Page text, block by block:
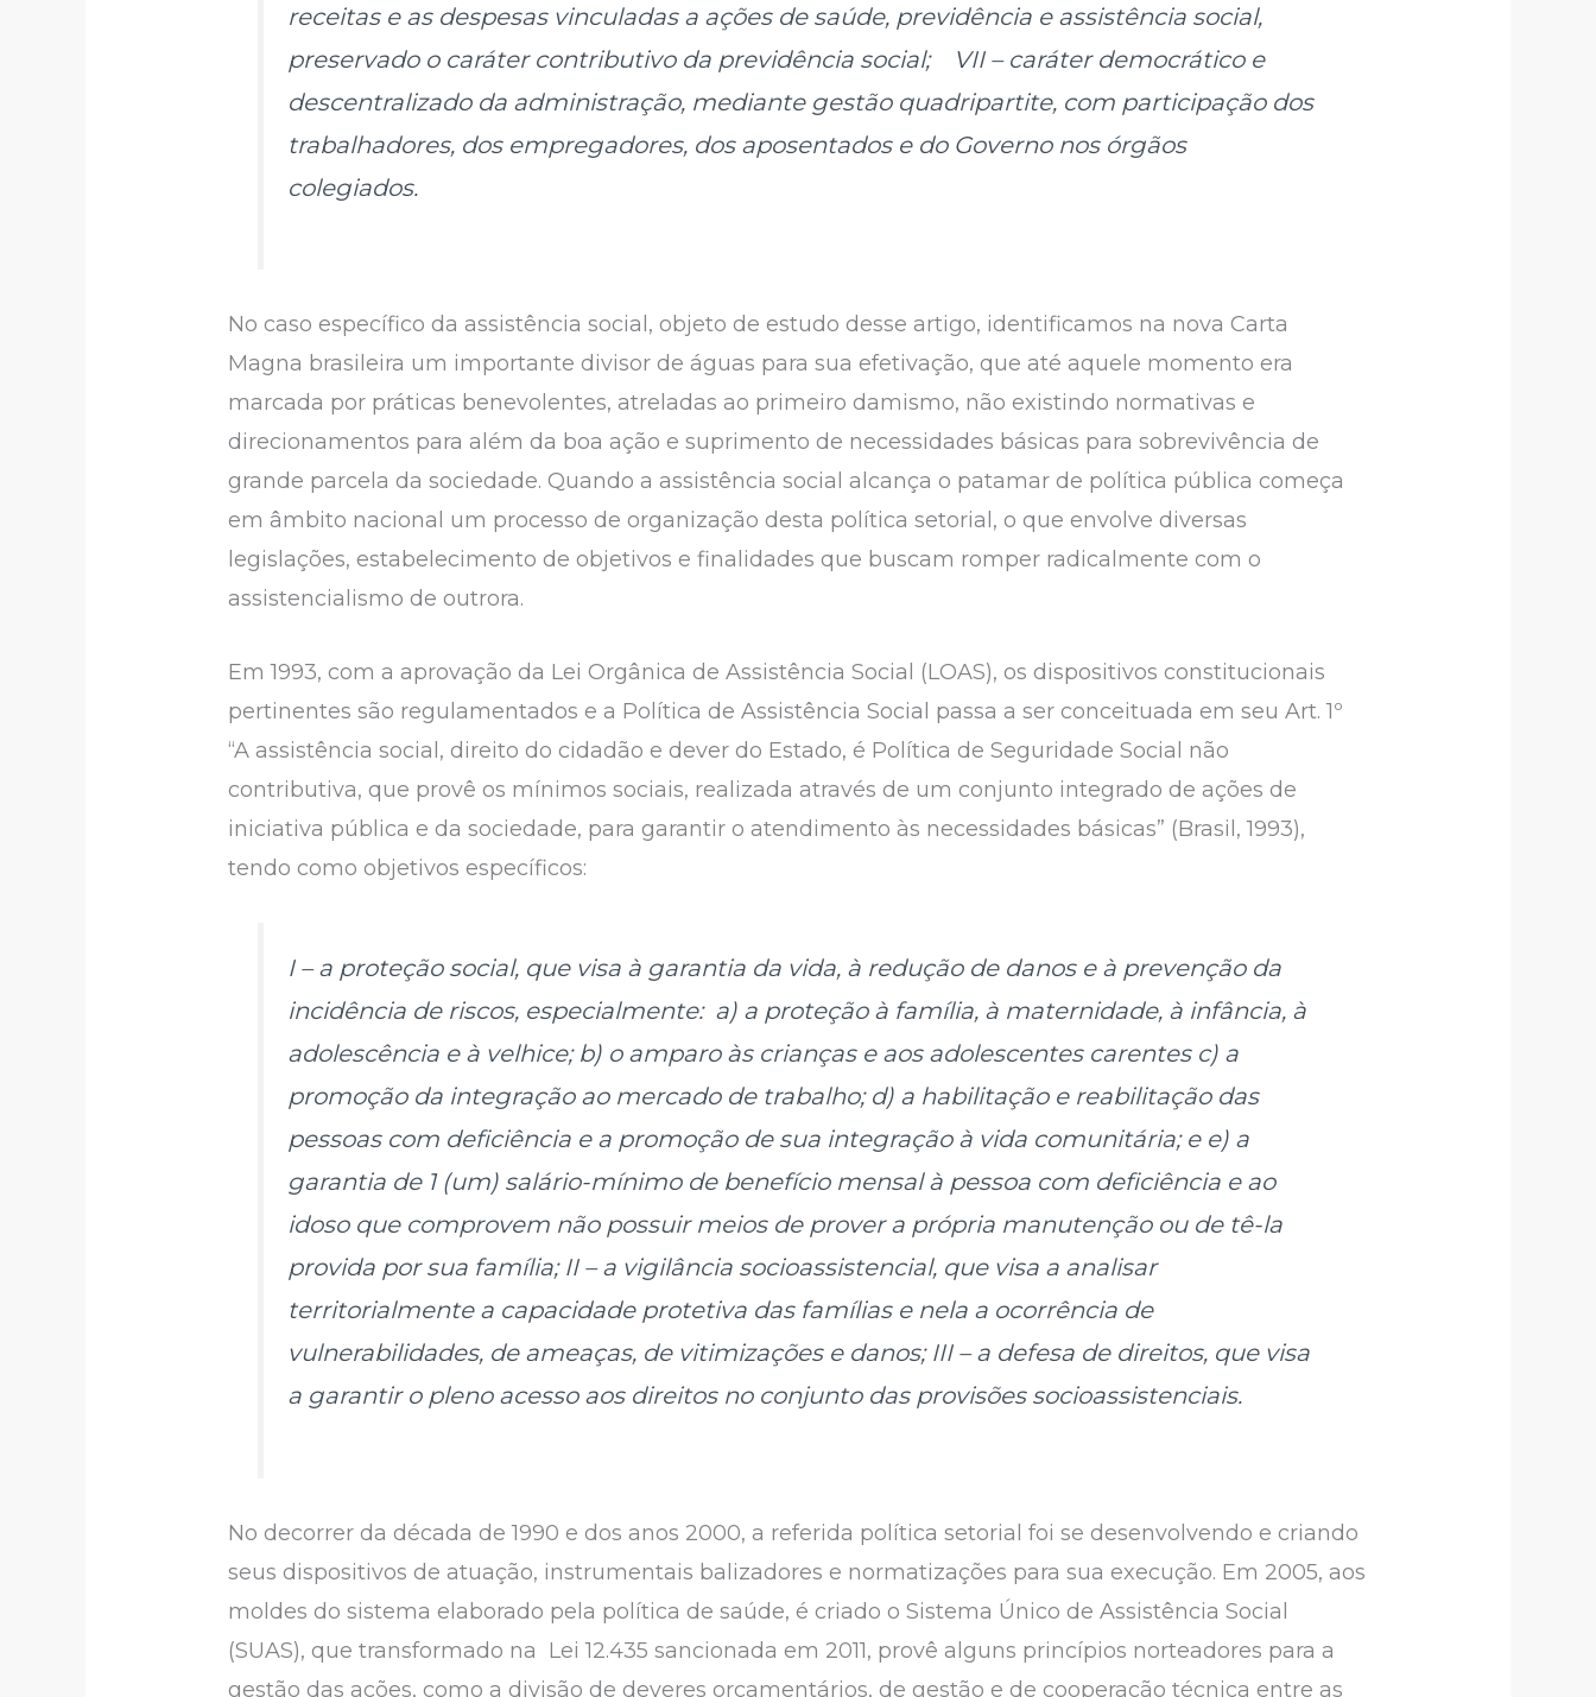
receitas e as despesas vinculadas a ações de saúde, previdência e assistência social,
preservado o caráter contributivo da previdência social;
VII – caráter democrático e
descentralizado da administração, mediante gestão quadripartite, com participação dos
trabalhadores, dos empregadores, dos aposentados e do Governo nos órgãos
colegiados.
No caso específico da assistência social, objeto de estudo desse artigo, identificamos na nova Carta
Magna brasileira um importante divisor de águas para sua efetivação, que até aquele momento era
marcada por práticas benevolentes, atreladas ao primeiro damismo, não existindo normativas e
direcionamentos para além da boa ação e suprimento de necessidades básicas para sobrevivência de
grande parcela da sociedade. Quando a assistência social alcança o patamar de política pública começa
em âmbito nacional um processo de organização desta política setorial, o que envolve diversas
legislações, estabelecimento de objetivos e finalidades que buscam romper radicalmente com o
assistencialismo de outrora.
Em 1993, com a aprovação da Lei Orgânica de Assistência Social (LOAS), os dispositivos constitucionais
pertinentes são regulamentados e a Política de Assistência Social passa a ser conceituada em seu Art. 1º
“A assistência social, direito do cidadão e dever do Estado, é Política de Seguridade Social não
contributiva, que provê os mínimos sociais, realizada através de um conjunto integrado de ações de
iniciativa pública e da sociedade, para garantir o atendimento às necessidades básicas” (Brasil, 1993),
tendo como objetivos específicos:
I – a proteção social, que visa à garantia da vida, à redução de danos e à prevenção da
incidência de riscos, especialmente: a) a proteção à família, à maternidade, à infância, à
adolescência e à velhice;b) o amparo às crianças e aos adolescentes carentesc) a
promoção da integração ao mercado de trabalho; d) a habilitação e reabilitação das
pessoas com deficiência e a promoção de sua integração à vida comunitária; e e) a
garantia de 1 (um) salário-mínimo de benefício mensal à pessoa com deficiência e ao
idoso que comprovem não possuir meios de prover a própria manutenção ou de tê-la
provida por sua família; II – a vigilância socioassistencial, que visa a analisar
territorialmente a capacidade protetiva das famílias e nela a ocorrência de
vulnerabilidades, de ameaças, de vitimizações e danos; III – a defesa de direitos, que visa
a garantir o pleno acesso aos direitos no conjunto das provisões socioassistenciais.
No decorrer da década de 1990 e dos anos 2000, a referida política setorial foi se desenvolvendo e criando
seus dispositivos de atuação, instrumentais balizadores e normatizações para sua execução. Em 2005, aos
moldes do sistema elaborado pela política de saúde, é criado o Sistema Único de Assistência Social
(SUAS), que transformado na Lei 12.435 sancionada em 2011, provê alguns princípios norteadores para a
gestão das ações, como a divisão de deveres orçamentários, de gestão e de cooperação técnica entre as